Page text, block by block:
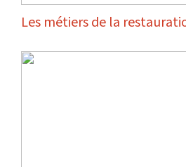
Les métiers de la